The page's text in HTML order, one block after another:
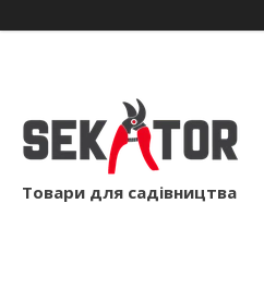
Товари для садівництва